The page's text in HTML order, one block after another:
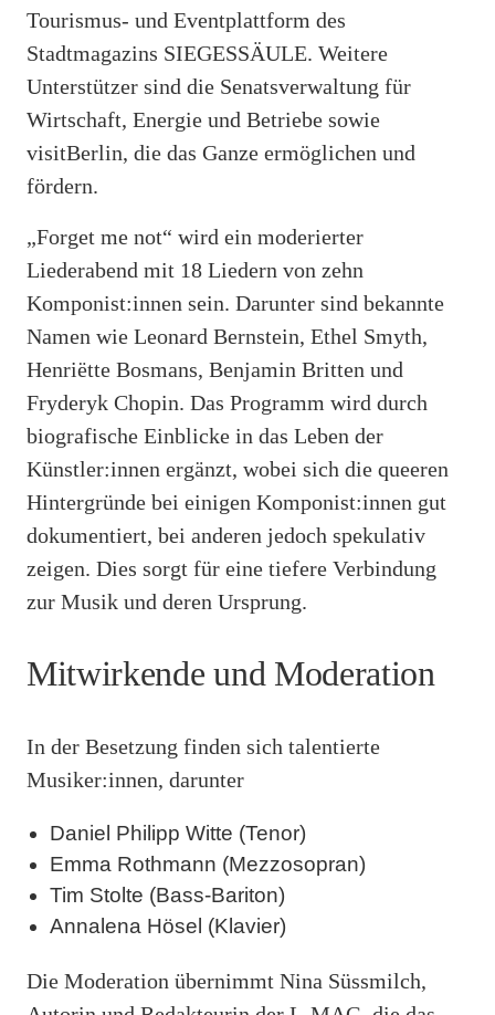
Tourismus- und Eventplattform des
Stadtmagazins SIEGESSÄULE. Weitere
Unterstützer sind die Senatsverwaltung für
Wirtschaft, Energie und Betriebe sowie
visitBerlin, die das Ganze ermöglichen und
fördern.
„Forget me not“ wird ein moderierter
Liederabend mit 18 Liedern von zehn
Komponist:innen sein. Darunter sind bekannte
Namen wie Leonard Bernstein, Ethel Smyth,
Henriëtte Bosmans, Benjamin Britten und
Fryderyk Chopin. Das Programm wird durch
biografische Einblicke in das Leben der
Künstler:innen ergänzt, wobei sich die queeren
Hintergründe bei einigen Komponist:innen gut
dokumentiert, bei anderen jedoch spekulativ
zeigen. Dies sorgt für eine tiefere Verbindung
zur Musik und deren Ursprung.
Mitwirkende und Moderation
In der Besetzung finden sich talentierte
Musiker:innen, darunter
Daniel Philipp Witte (Tenor)
Emma Rothmann (Mezzosopran)
Tim Stolte (Bass-Bariton)
Annalena Hösel (Klavier)
Die Moderation übernimmt Nina Süssmilch,